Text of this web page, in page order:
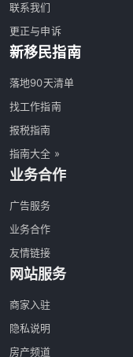
联系我们
更正与申诉
新移民指南
落地90天清单
找工作指南
报税指南
指南大全 »
业务合作
广告服务
业务合作
友情链接
网站服务
商家入驻
隐私说明
房产频道